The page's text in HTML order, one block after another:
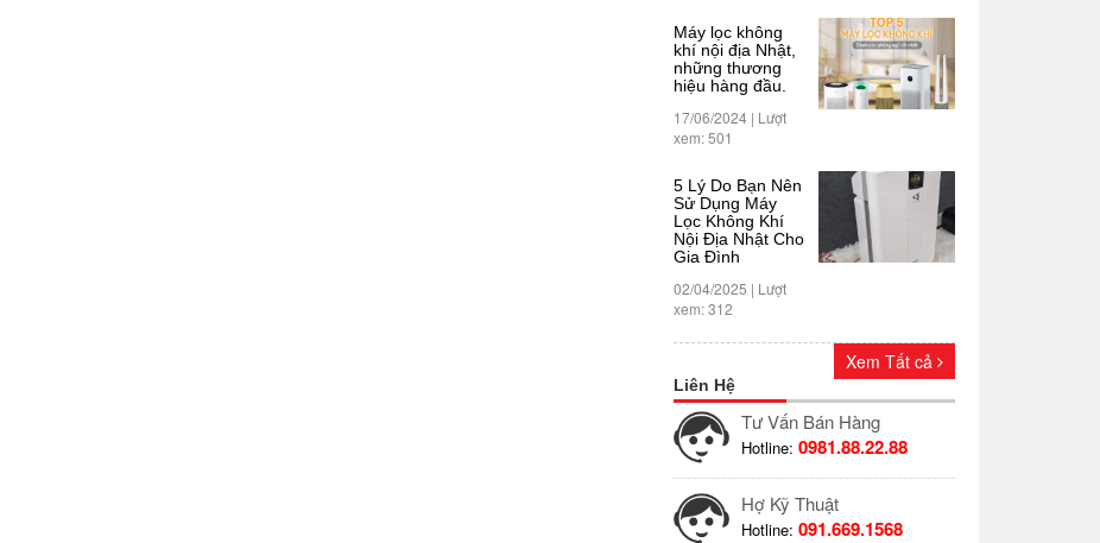
Máy lọc không
khí nội địa Nhật,
những thương
hiệu hàng đầu.
17/06/2024 | Lượt
xem: 501
5 Lý Do Bạn Nên
Sử Dụng Máy
Lọc Không Khí
Nội Địa Nhật Cho
Gia Đình
02/04/2025 | Lượt
xem: 312
Xem Tất cả
Liên Hệ
Tư Vấn Bán Hàng
Hotline: 0981.88.22.88
Hợ Kỹ Thuật
Hotline: 091.669.1568